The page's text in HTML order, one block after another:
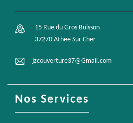
15 Rue du Gros Buisson
37270 Athee Sur Cher
jzcouverture37@Gmail.com
Nos Services